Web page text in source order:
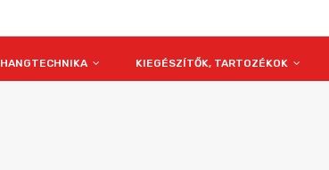
HANGTECHNIKA KIEGÉSZÍTŐK, TARTOZÉKOK